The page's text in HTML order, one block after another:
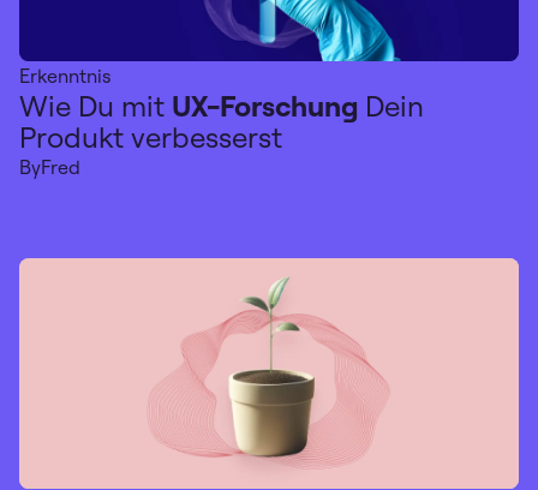
Erkenntnis
Wie Du mit UX-Forschung Dein
Produkt verbesserst
ByFred